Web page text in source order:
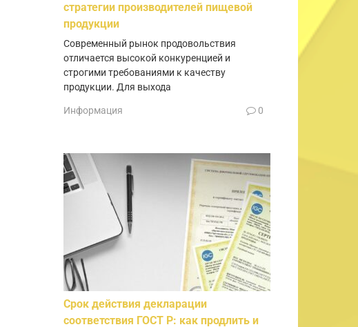
стратегии производителей пищевой
продукции
Современный рынок продовольствия
отличается высокой конкуренцией и
строгими требованиями к качеству
продукции. Для выхода
Информация 0
Срок действия декларации
соответствия ГОСТ Р: как продлить и